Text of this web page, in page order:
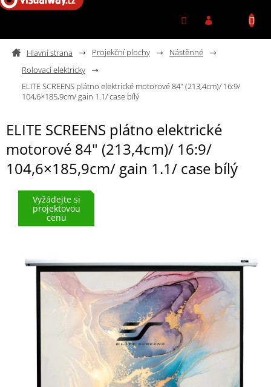
Přejít na obsah
Projekční plochy
Nástěnné
Rolovací elektricky
ELITE SCREENS plátno elektrické motorové 84" (213,4cm)/ 16:9/
104,6×185,9cm/ gain 1.1/ case bílý
ELITE SCREENS plátno elektrické
motorové 84" (213,4cm)/ 16:9/
104,6×185,9cm/ gain 1.1/ case bílý
Vyžádejte si
projektovou
cenu